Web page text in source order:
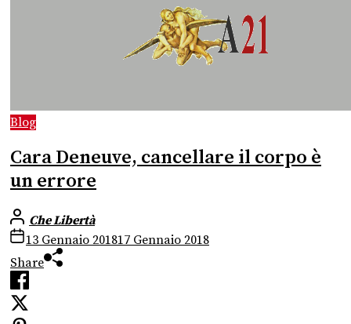
Blog
Cara Deneuve, cancellare il corpo è
un errore
Che Libertà
13 Gennaio 201817 Gennaio 2018
Share